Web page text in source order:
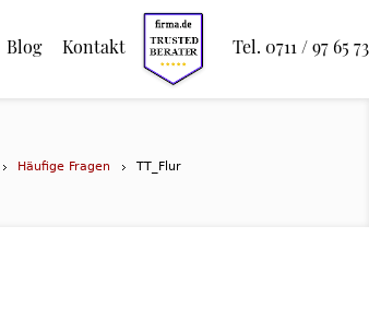
Blog Kontakt Tel. 0711 / 97 65 73
Häufige Fragen TT_Flur